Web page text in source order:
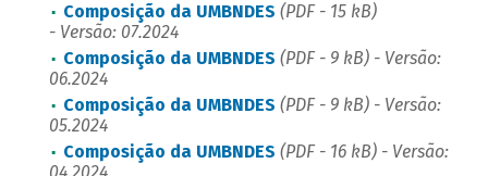
Composição da UMBNDES (PDF - 15 kB)
- Versão: 07.2024
Composição da UMBNDES (PDF - 9 kB) - Versão:
06.2024
Composição da UMBNDES (PDF - 9 kB) - Versão:
05.2024
Composição da UMBNDES (PDF - 16 kB) - Versão: